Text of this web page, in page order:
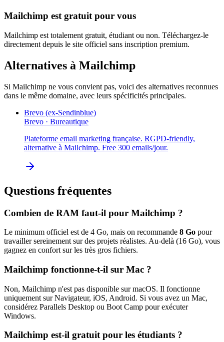
Mailchimp est gratuit pour vous
Mailchimp est totalement gratuit, étudiant ou non. Téléchargez-le
directement depuis le site officiel sans inscription premium.
Alternatives à Mailchimp
Si Mailchimp ne vous convient pas, voici des alternatives reconnues
dans le même domaine, avec leurs spécificités principales.
Brevo (ex-Sendinblue)
Brevo · Bureautique
Plateforme email marketing française. RGPD-friendly,
alternative à Mailchimp. Free 300 emails/jour.
Questions fréquentes
Combien de RAM faut-il pour Mailchimp ?
Le minimum officiel est de 4 Go, mais on recommande 8 Go pour
travailler sereinement sur des projets réalistes. Au-delà (16 Go), vous
gagnez en confort sur les très gros fichiers.
Mailchimp fonctionne-t-il sur Mac ?
Non, Mailchimp n'est pas disponible sur macOS. Il fonctionne
uniquement sur Navigateur, iOS, Android. Si vous avez un Mac,
considérez Parallels Desktop ou Boot Camp pour exécuter
Windows.
Mailchimp est-il gratuit pour les étudiants ?